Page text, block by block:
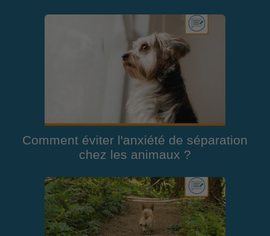
Comment éviter l'anxiété de séparation
chez les animaux ?